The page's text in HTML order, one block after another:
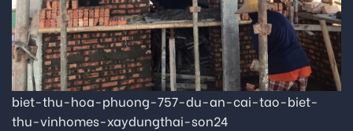
biet-thu-hoa-phuong-757-du-an-cai-tao-biet-
thu-vinhomes-xaydungthai-son24